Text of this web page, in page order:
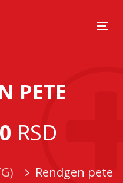
PETE
RSD
Rendgen pete